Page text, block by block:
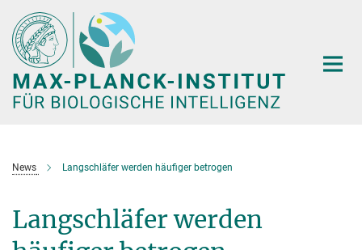
Hauptinhalt
News Langschläfer werden häufiger betrogen
Langschläfer werden